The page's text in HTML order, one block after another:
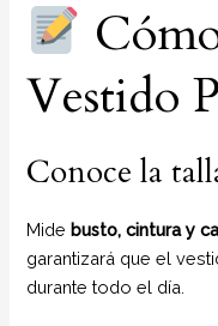
Vestido
Conoce la
Midebusto, cintura y
garantizará que el
durante todo el día.